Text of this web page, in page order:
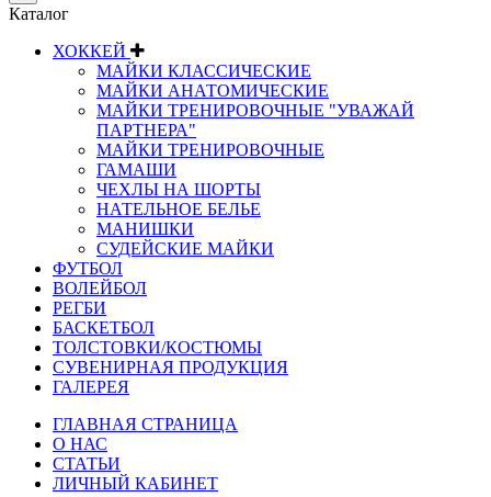
Каталог
ХОККЕЙ
МАЙКИ КЛАССИЧЕСКИЕ
МАЙКИ АНАТОМИЧЕСКИЕ
МАЙКИ ТРЕНИРОВОЧНЫЕ "УВАЖАЙ
ПАРТНЕРА"
МАЙКИ ТРЕНИРОВОЧНЫЕ
ГАМАШИ
ЧЕХЛЫ НА ШОРТЫ
НАТЕЛЬНОЕ БЕЛЬЕ
МАНИШКИ
СУДЕЙСКИЕ МАЙКИ
ФУТБОЛ
ВОЛЕЙБОЛ
РЕГБИ
БАСКЕТБОЛ
ТОЛСТОВКИ/КОСТЮМЫ
СУВЕНИРНАЯ ПРОДУКЦИЯ
ГАЛЕРЕЯ
ГЛАВНАЯ СТРАНИЦА
О НАС
СТАТЬИ
ЛИЧНЫЙ КАБИНЕТ